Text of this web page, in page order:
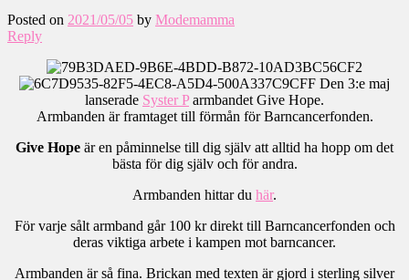
Posted on 2021/05/05 by Modemamma
Reply
Den 3:e maj
lanserade Syster Parmbandet Give Hope.
Armbanden är framtaget till förmån för Barncancerfonden.
Give Hope är en påminnelse till dig själv att alltid ha hopp om det
bästa för dig själv och för andra.
Armbanden hittar du här.
För varje sålt armband går 100 kr direkt till Barncancerfonden och
deras viktiga arbete i kampen mot barncancer.
Armbanden är så fina. Brickan med texten är gjord i sterling silver